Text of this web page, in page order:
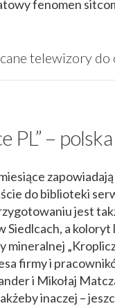
fenomen
telewizory
PL” –
do biblioteki
jest
Siedlcach, a
mineralnej
firmy i
i Mikołaj
inaczej –